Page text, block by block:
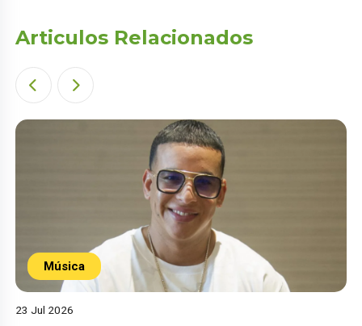
Articulos Relacionados
Música
23 Jul 2026